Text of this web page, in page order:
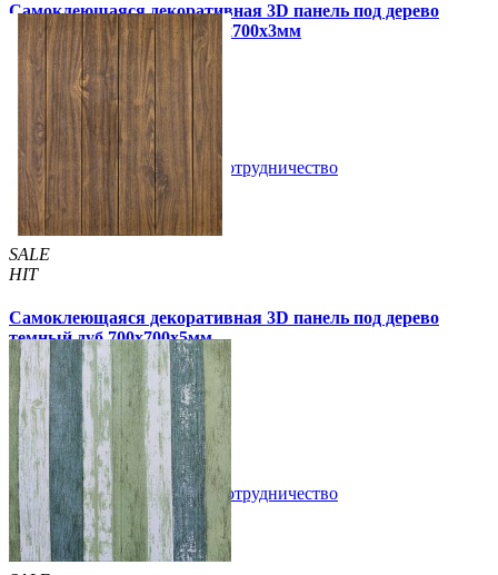
Самоклеющаяся декоративная 3D панель под дерево
светлый дуб в рулоне 2800x700x3мм
320 грн /шт 450 грн/шт
Купить В закладки Сотрудничество
SALE
HIT
Самоклеющаяся декоративная 3D панель под дерево
темный дуб 700x700x5мм
99 грн/шт 170 грн/шт
3 отзывов
Купить В закладки Сотрудничество